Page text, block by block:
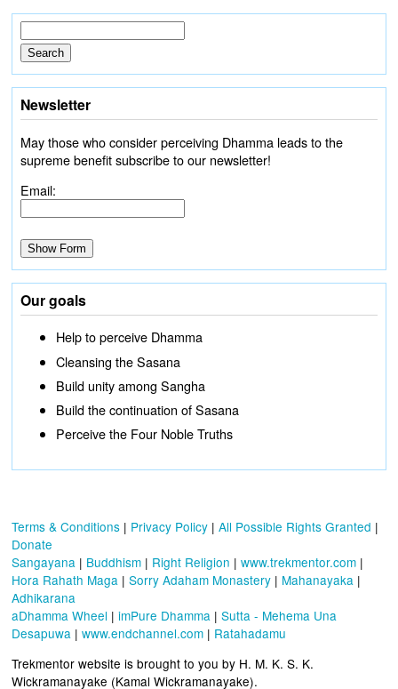
Newsletter
May those who consider perceiving Dhamma leads to the
supreme benefit subscribe to our newsletter!
Email:
Our goals
Help to perceive Dhamma
Cleansing the Sasana
Build unity among Sangha
Build the continuation of Sasana
Perceive the Four Noble Truths
Terms & Conditions | Privacy Policy | All Possible Rights Granted |
Donate
Sangayana | Buddhism | Right Religion | www.trekmentor.com |
Hora Rahath Maga | Sorry Adaham Monastery | Mahanayaka |
Adhikarana
aDhamma Wheel | imPure Dhamma | Sutta - Mehema Una
Desapuwa | www.endchannel.com | Ratahadamu
Trekmentor website is brought to you by H. M. K. S. K.
Wickramanayake (Kamal Wickramanayake).